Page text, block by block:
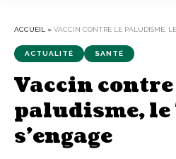
ACCUEIL » VACCIN CONTRE LE PALUDISME, LE
ACTUALITÉ SANTÉ
Vaccin
paludisme, le
s’engage